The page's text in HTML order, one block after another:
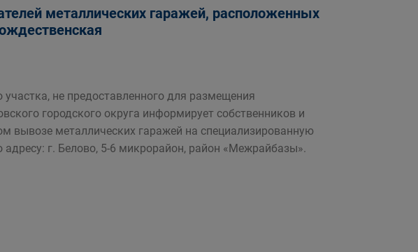
металлических гаражей, расположенных
не предоставленного для размещения
городского округа информирует собственников и
вывозе металлических гаражей на специализированную
г. Белово, 5-6 микрорайон, район «Межрайбазы».